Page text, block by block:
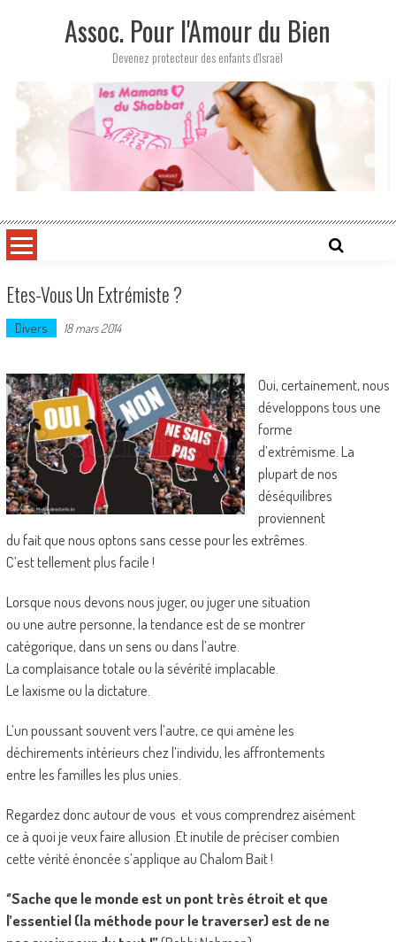
Assoc. Pour l'Amour du Bien
Devenez protecteur des enfants d'Israël
Etes-Vous Un Extrémiste ?
Divers 18 mars 2014
Oui, certainement, nous
développons tous une
forme
d’extrémisme. La
plupart de nos
déséquilibres
proviennent
du fait que nous optons sans cesse pour les extrêmes.
C’est tellement plus facile !
Lorsque nous devons nous juger, ou juger une situation
ou une autre personne, la tendance est de se montrer
catégorique, dans un sens ou dans l’autre.
La complaisance totale ou la sévérité implacable.
Le laxisme ou la dictature.
L’un poussant souvent vers l’autre, ce qui amène les
déchirements intérieurs chez l’individu, les affrontements
entre les familles les plus unies.
Regardez donc autour de vous et vous comprendrez aisément
ce à quoi je veux faire allusion .Et inutile de préciser combien
cette vérité énoncée s’applique auChalom Bait !
‘’Sache que le monde est un pont très étroit et que
l’essentiel (la méthode pour le traverser) est de ne